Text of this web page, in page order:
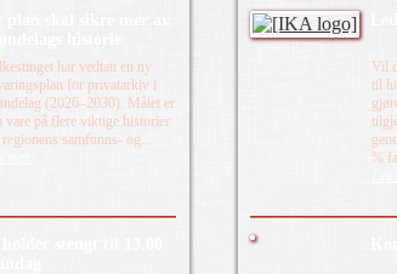
har vedtatt en ny
for privatarkiv i
(2026–2030). Målet er
vare på flere viktige historier
regionens samfunns- og...
Vil
til
%